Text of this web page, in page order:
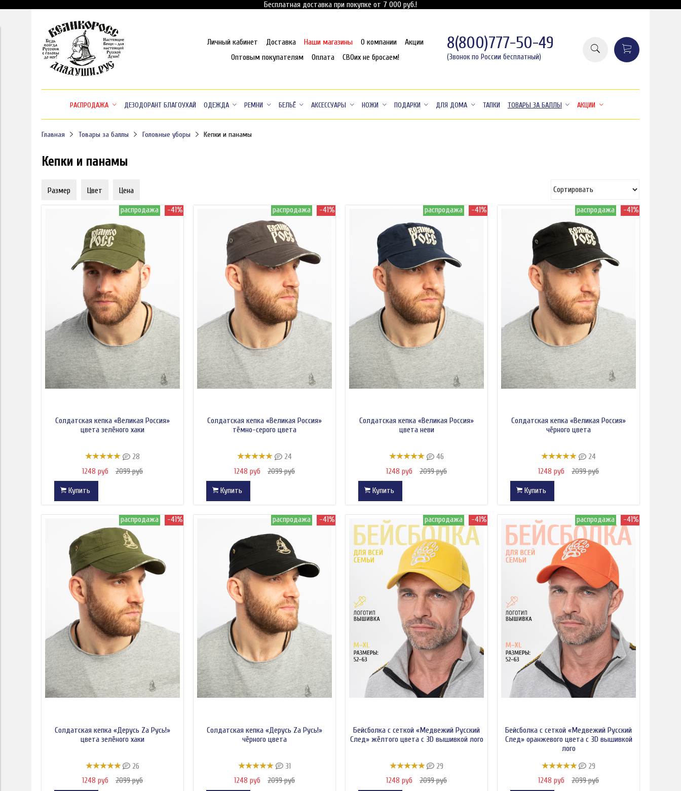
Бесплатная доставка при покупке от 7 000 руб.!
Личный кабинет Доставка Наши магазины О компании
Акции
Оптовым покупателям
Оплата СВОих не бросаем!
8(800)777-50-49
(Звонок по России бесплатный)
РАСПРОДАЖА ДЕЗОДОРАНТ БЛАГОУХАЙ ОДЕЖДА РЕМНИ БЕЛЬЁ АКСЕССУАРЫ НОЖИ ПОДАРКИ ДЛЯ ДОМА ТАПКИ ТОВАРЫ ЗА БАЛЛЫ АКЦИИ
Главная Товары за баллы Головные уборы Кепки и панамы
Кепки и панамы
Размер Цвет Цена
распродажа -41%
Солдатская кепка «Великая Россия»
цвета зелёного хаки
28
1248 руб
2099 руб
Купить
распродажа -41%
Солдатская кепка «Великая Россия»
тёмно-серого цвета
24
1248 руб
2099 руб
Купить
распродажа -41%
Солдатская кепка «Великая Россия»
цвета неви
46
1248 руб
2099 руб
Купить
распродажа -41%
Солдатская кепка «Великая Россия»
чёрного цвета
24
1248 руб
2099 руб
Купить
распродажа -41%
Солдатская кепка «Дерусь Zа Русь!»
цвета зелёного хаки
26
1248 руб
2099 руб
распродажа -41%
Солдатская кепка «Дерусь Zа Русь!»
чёрного цвета
31
1248 руб
2099 руб
распродажа -41%
Бейсболка с сеткой «Медвежий Русский
След» жёлтого цвета с 3D вышивкой лого
29
1248 руб
2099 руб
распродажа -41%
Бейсболка с сеткой «Медвежий Русский
След» оранжевого цвета с 3D вышивкой
лого
29
1248 руб
2099 руб